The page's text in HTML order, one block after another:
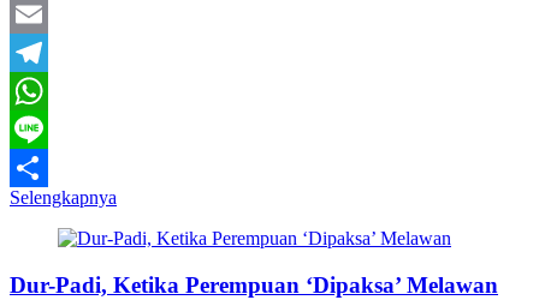
Twitter
Email
Telegram
WhatsApp
Line
Share
Selengkapnya
Dur-Padi, Ketika Perempuan ‘Dipaksa’ Melawan